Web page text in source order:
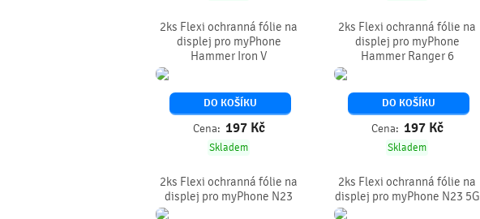
2ks Flexi ochranná fólie na
displej pro myPhone
Hammer Iron V
DO KOŠÍKU
Cena: 197 Kč
Skladem
2ks Flexi ochranná fólie na
displej pro myPhone
Hammer Ranger 6
DO KOŠÍKU
Cena: 197 Kč
Skladem
2ks Flexi ochranná fólie na
displej pro myPhone N23
2ks Flexi ochranná fólie na
displej pro myPhone N23 5G